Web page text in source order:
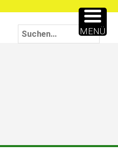
MENÜ